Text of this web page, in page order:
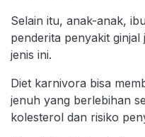
Selain itu, anak-anak,
penderita penyakit
jenis ini.
Diet karnivora bisa
jenuh yang berlebihan
kolesterol dan risiko